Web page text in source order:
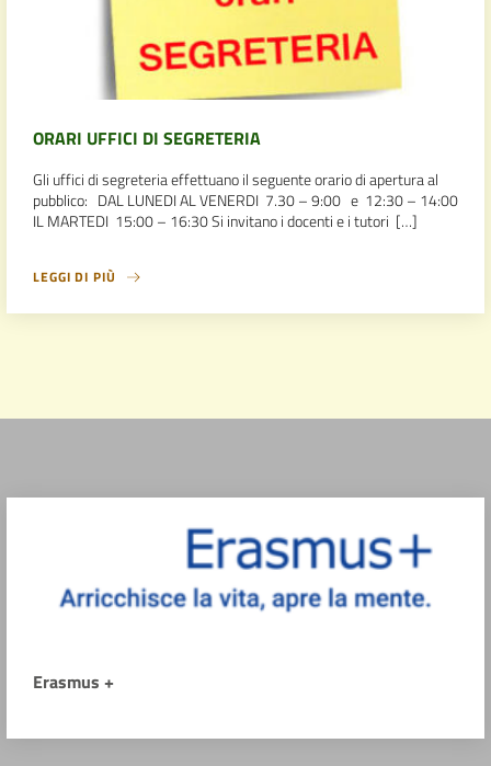
ORARI UFFICI DI SEGRETERIA
Gli uffici di segreteria effettuano il seguente orario di apertura al
pubblico: DAL LUNEDI AL VENERDI 7.30 – 9:00 e 12:30 – 14:00
IL MARTEDI 15:00 – 16:30 Si invitano i docenti e i tutori […]
LEGGI DI PIÙ
Erasmus +